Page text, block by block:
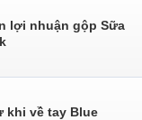
lợi nhuận gộp Sữa
khi về tay Blue